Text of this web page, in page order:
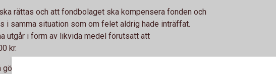
rättas och att fondbolaget ska kompensera fonden och
i samma situation som om felet aldrig hade inträffat.
utgår i form av likvida medel förutsatt att
kr.
emellertid alltid en bedömning av fondbolaget om